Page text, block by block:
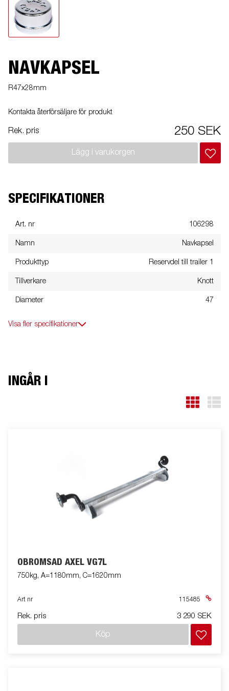
NAVKAPSEL
R47x28mm
Kontakta återförsäljare för produkt
Rek. pris 250 SEK
Lägg i varukorgen
SPECIFIKATIONER
Art. nr 106298
Namn Navkapsel
Produkttyp Reservdel till trailer 1
Tillverkare Knott
Diameter 47
Visa fler specifikationer
INGÅR I
OBROMSAD AXEL VG7L
750kg, A=1180mm, C=1620mm
Art nr 115485
Rek. pris 3 290 SEK
Köp